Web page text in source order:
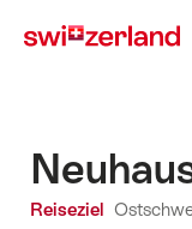
Reiseziel